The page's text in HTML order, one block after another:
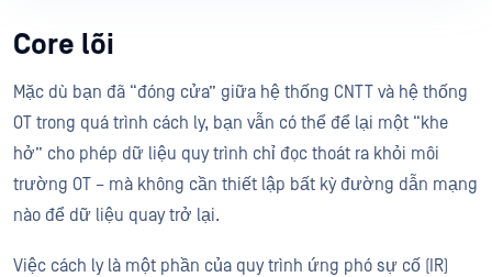
Core lõi
Mặc dù bạn đã “đóng cửa” giữa hệ thống CNTT và hệ thống
OT trong quá trình cách ly, bạn vẫn có thể để lại một “khe
hở” cho phép dữ liệu quy trình chỉ đọc thoát ra khỏi môi
trường OT – mà không cần thiết lập bất kỳ đường dẫn mạng
nào để dữ liệu quay trở lại.
Việc cách ly là một phần của quy trình ứng phó sự cố (IR)